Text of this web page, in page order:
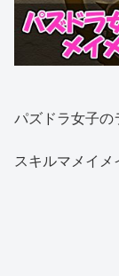
パズドラ女子の
スキルマメイメ